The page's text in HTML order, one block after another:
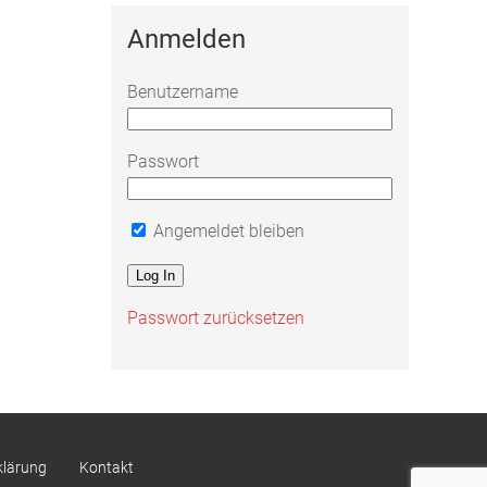
Anmelden
Benutzername
Passwort
Angemeldet bleiben
Passwort zurücksetzen
Kontakt